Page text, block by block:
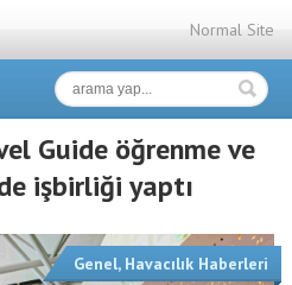
Normal Site
Guide öğrenme ve
işbirliği yaptı
Genel, Havacılık Haberleri